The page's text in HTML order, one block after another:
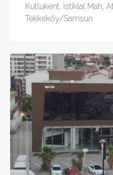
Kutlukent, İstiklal Mah,
Tekkeköy/Samsun